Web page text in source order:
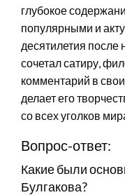
глубокое
популярными и
десятилетия после
сочетал сатиру,
комментарий в
делает его
со всех уголков
Вопрос-ответ:
Какие были
Булгакова?